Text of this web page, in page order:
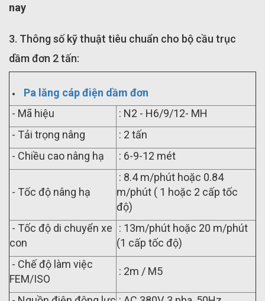
nay
3. Thông số kỹ thuật tiêu chuẩn cho bộ cầu trục
dầm đơn 2 tấn:
Pa lăng cáp điện dầm đơn
- Mã hiệu
: N2 - H6/9/12- MH
- Tải trọng nâng
: 2 tấn
- Chiều cao nâng hạ
: 6-9-12 mét
- Tốc độ nâng hạ
: 8.4 m/phút hoặc 0.84
m/phút ( 1 hoặc 2 cấp tốc
độ)
- Tốc độ di chuyển xe
con
: 13m/phút hoặc 20 m/phút
(1 cấp tốc độ)
- Chế độ làm việc
FEM/ISO
: 2m / M5